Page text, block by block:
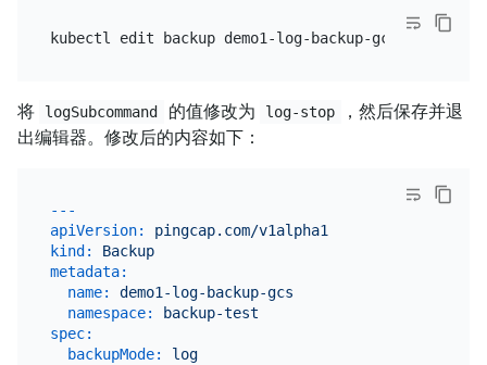
将 logSubcommand 的值修改为 log-stop
，然后保存并退
出编辑器。修改后的内容如下：
---
apiVersion:
pingcap.com/v1alpha1
kind:
Backup
metadata:
name:
demo1-log-backup-gcs
namespace:
backup-test
spec:
backupMode:
log